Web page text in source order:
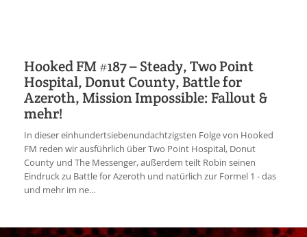
Hooked FM #187 – Steady, Two Point
Hospital, Donut County, Battle for
Azeroth, Mission Impossible: Fallout &
mehr!
In dieser einhundertsiebenundachtzigsten Folge von Hooked
FM reden wir ausführlich über Two Point Hospital, Donut
County und The Messenger, außerdem teilt Robin seinen
Eindruck zu Battle for Azeroth und natürlich zur Formel 1 - das
und mehr im ne...